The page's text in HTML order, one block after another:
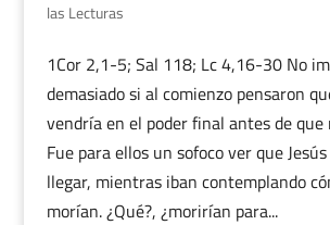
las Lecturas
1Cor 2,1-5; Sal 118; Lc 4,16-30 No
demasiado si al comienzo pensaron
vendría en el poder final antes de que
Fue para ellos un sofoco ver que
llegar, mientras iban contemplando
morían. ¿Qué?, ¿morirían para...